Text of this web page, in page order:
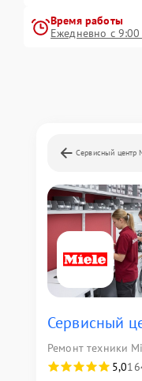
Время работы
Ежедневно с
Сервисный центр
Сервисный
Ремонт техники
5,0